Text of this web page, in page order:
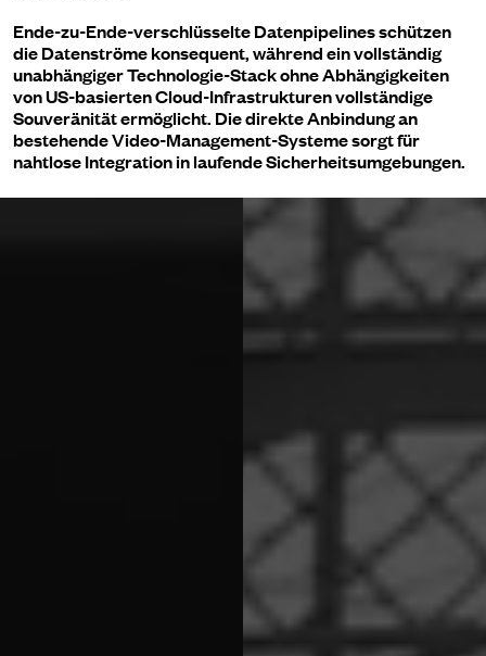
Ende-zu-Ende-verschlüsselte Datenpipelines schützen
die Datenströme konsequent, während ein vollständig
unabhängiger Technologie-Stack ohne Abhängigkeiten
von US-basierten Cloud-Infrastrukturen vollständige
Souveränität ermöglicht. Die direkte Anbindung an
bestehende Video-Management-Systeme sorgt für
nahtlose Integration in laufende Sicherheitsumgebungen.